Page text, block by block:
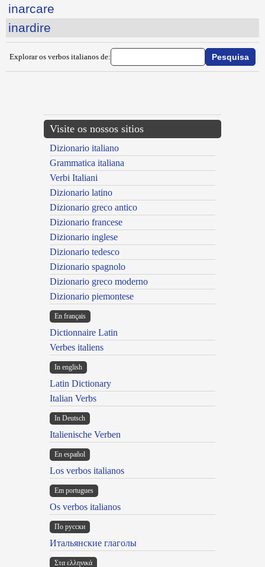
inarcare
inardire
Explorar os verbos italianos de:
Visite os nossos sitios
Dizionario italiano
Grammatica italiana
Verbi Italiani
Dizionario latino
Dizionario greco antico
Dizionario francese
Dizionario inglese
Dizionario tedesco
Dizionario spagnolo
Dizionario greco moderno
Dizionario piemontese
En français
Dictionnaire Latin
Verbes italiens
In english
Latin Dictionary
Italian Verbs
In Deutsch
Italienische Verben
En español
Los verbos italianos
Em portugues
Os verbos italianos
По русски
Итальянские глаголы
Στα ελληνικά